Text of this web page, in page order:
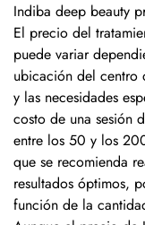
Indiba deep beauty
El precio del
puede variar
ubicación del centro
y las necesidades
costo de una sesión
entre los 50 y los
que se recomienda
resultados óptimos,
función de la